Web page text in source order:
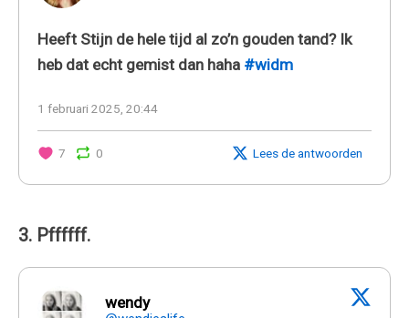
Heeft Stijn de hele tijd al zo’n gouden tand? Ik
heb dat echt gemist dan haha #widm
1 februari 2025, 20:44
7 0 Lees de antwoorden
3. Pffffff.
wendy